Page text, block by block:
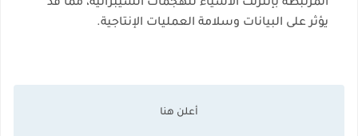
المرتبطة بإنترنت الأشياء للهجمات السيبرانية، مما قد
يؤثر على البيانات وسلامة العمليات الإنتاجية.